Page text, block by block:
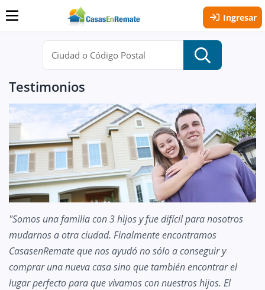
Ingresar
Testimonios
"Somos una familia con 3 hijos y fue difícil para nosotros
mudarnos a otra ciudad. Finalmente encontramos
CasasenRemate que nos ayudó no sólo a conseguir y
comprar una nueva casa sino que también encontrar el
lugar perfecto para que vivamos con nuestros hijos. El